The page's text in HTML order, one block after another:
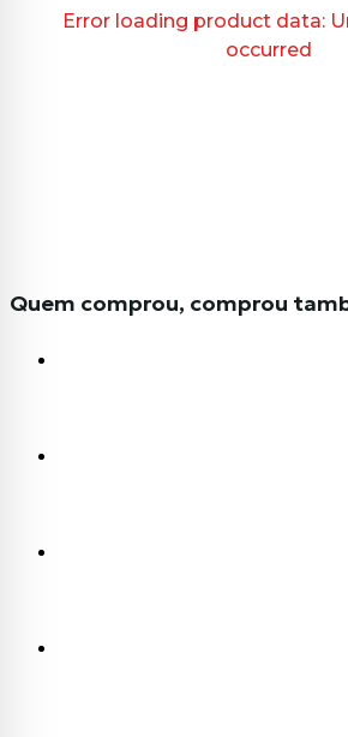
Error loading product data:
occurred
Quem comprou, comprou